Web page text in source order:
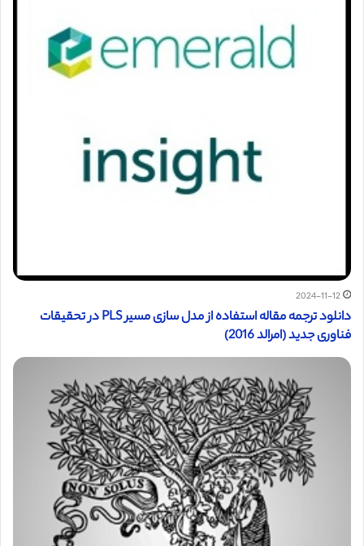
2024-11-12
دانلود ترجمه مقاله استفاده از مدل سازی مسیر PLS در تحقیقات
فناوری جدید (امرالد 2016)